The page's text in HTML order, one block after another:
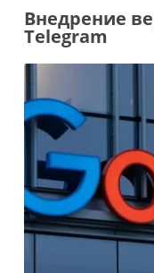
Внедрение
Telegram